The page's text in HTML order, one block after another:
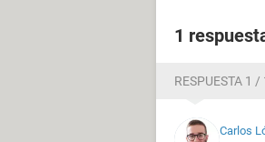
1
RESPUESTA 1 /
Carlos